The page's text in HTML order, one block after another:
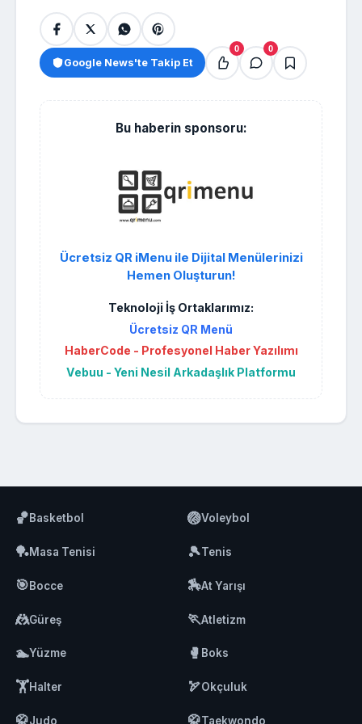
Google News'te Takip Et
0 0
Bu haberin sponsoru:
Ücretsiz QR iMenu ile Dijital Menülerinizi
Hemen Oluşturun!
Teknoloji İş Ortaklarımız:
Ücretsiz QR Menü
HaberCode - Profesyonel Haber Yazılımı
Vebuu - Yeni Nesil Arkadaşlık Platformu
🏀Basketbol 🏐Voleybol
🏓Masa Tenisi 🎾Tenis
🎯Bocce 🏇At Yarışı
🤼Güreş 🏃Atletizm
🏊Yüzme 🥊 Boks
🏋️Halter 🏹Okçuluk
🥋Judo 🥋Taekwondo